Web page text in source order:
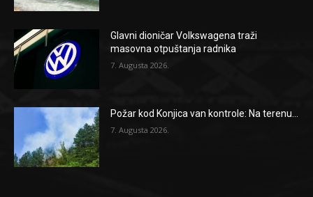
Glavni dioničar Volkswagena traži
masovna otpuštanja radnika
7. Augusta 2026.
Požar kod Konjica van kontrole: Na terenu...
7. Augusta 2026.